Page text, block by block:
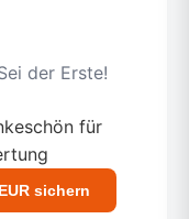
der Erste!
für
sichern